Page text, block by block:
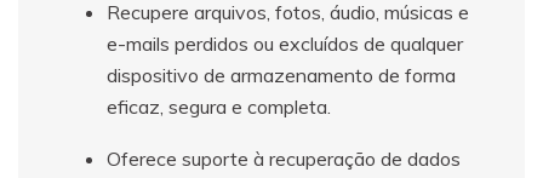
Recupere arquivos, fotos, áudio, músicas e
e-mails perdidos ou excluídos de qualquer
dispositivo de armazenamento de forma
eficaz, segura e completa.
Oferece suporte à recuperação de dados